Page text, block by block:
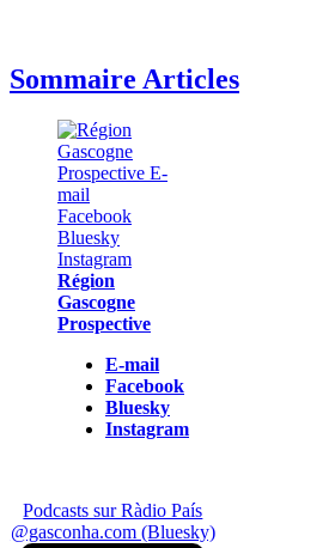
Sommaire Articles
Région
Gascogne
Prospective
E-mail
Facebook
Bluesky
Instagram
Podcasts sur Ràdio País
@gasconha.com (Bluesky)